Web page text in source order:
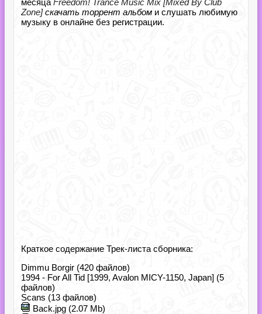
месяца Freedom! Trance Music Mix [Mixed By Club
Zone]скачать торрент альбом и слушать любимую
музыку в онлайне без регистрации.
Краткое содержание Трек-листа сборника:
Dimmu Borgir (420 файлов)
1994 - For All Tid [1999, Avalon MICY-1150, Japan] (5
файлов)
Scans (13 файлов)
Back.jpg (2.07 Mb)